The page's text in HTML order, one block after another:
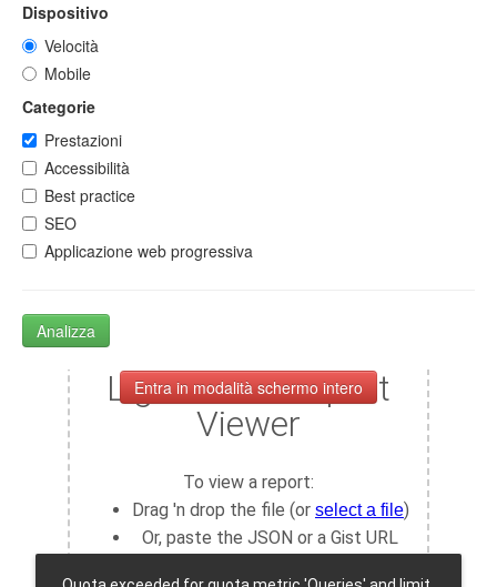
Dispositivo
Velocità
Mobile
Categorie
Prestazioni
Accessibilità
Best practice
SEO
Applicazione web progressiva
Analizza
Entra in modalità schermo intero